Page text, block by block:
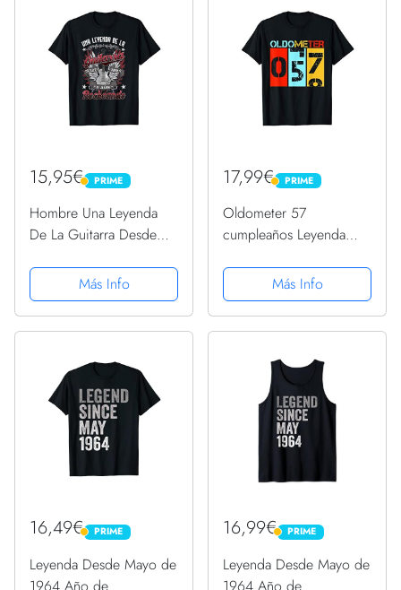
15,95€ PRIME
PRIME
Hombre Una Leyenda
De La Guitarra Desde
Cumpleaños Camiseta
Más Info
17,99€ PRIME
PRIME
Oldometer 57
cumpleaños Leyenda
CamisetaMás Info
16,49€ PRIME
PRIME
Leyenda Desde Mayo de
16,99€ PRIME
PRIME
Leyenda Desde Mayo de